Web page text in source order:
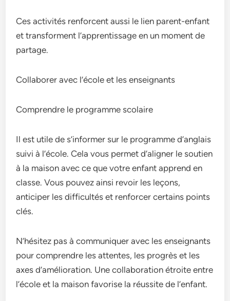
Ces activités renforcent aussi le lien parent-enfant
et transforment l’apprentissage en un moment de
partage.
Collaborer avec l’école et les enseignants
Comprendre le programme scolaire
Il est utile de s’informer sur le programme d’anglais
suivi à l’école. Cela vous permet d’aligner le soutien
à la maison avec ce que votre enfant apprend en
classe. Vous pouvez ainsi revoir les leçons,
anticiper les difficultés et renforcer certains points
clés.
N’hésitez pas à communiquer avec les enseignants
pour comprendre les attentes, les progrès et les
axes d’amélioration. Une collaboration étroite entre
l’école et la maison favorise la réussite de l’enfant.